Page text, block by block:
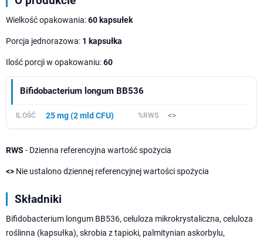
Wielkość opakowania:60 kapsułek
Porcja jednorazowa: 1 kapsułka
Ilość porcji w opakowaniu:60
Bifidobacterium longum BB536
25 mg (2 mld CFU) <>
RWS - Dzienna referencyjna wartość spożycia
<> Nie ustalono dziennej referencyjnej wartości spożycia
Składniki
Bifidobacterium longum BB536, celuloza mikrokrystaliczna, celuloza
roślinna (kapsułka), skrobia z tapioki, palmitynian askorbylu,